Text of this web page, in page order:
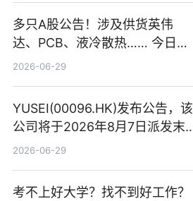
多只A股公告！涉及供货英伟
达、PCB、液冷散热…… 今日快
讯
2026-06-29
YUSEI(00096.HK)发布公告，该
公司将于2026年8月7日派发末
期股息每股人民币0.013元 每日
2026-06-29
考不上好大学？找不到好工作？